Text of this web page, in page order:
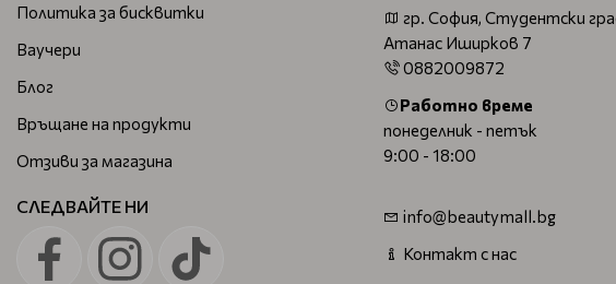
Политика за бисквитки
Ваучери
Блог
Връщане на продукти
Отзиви за магазина
СЛЕДВАЙТЕ НИ
гр. София, Студентски
Атанас Иширков 7
0882009872
Работно време
понеделник - петък
9:00 - 18:00
info@beautymall.bg
Контакт с нас